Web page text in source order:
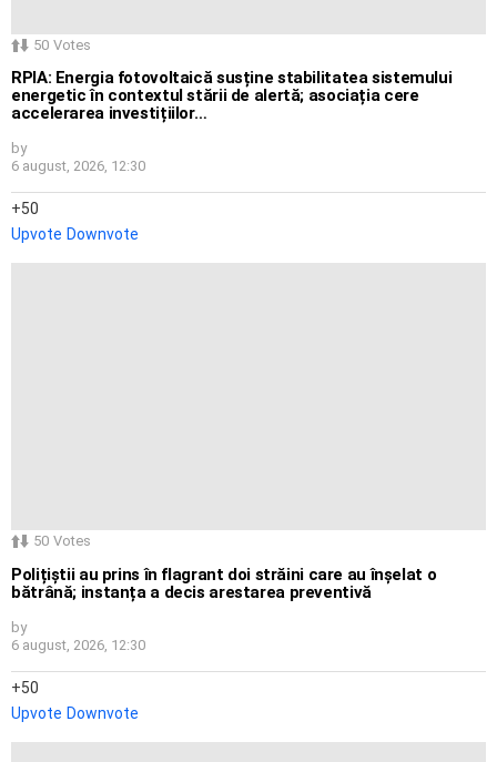
50 Votes
RPIA: Energia fotovoltaică susține stabilitatea sistemului
energetic în contextul stării de alertă; asociația cere
accelerarea investițiilor…
by
6 august, 2026, 12:30
50
Upvote Downvote
50 Votes
Polițiștii au prins în flagrant doi străini care au înșelat o
bătrână; instanța a decis arestarea preventivă
by
6 august, 2026, 12:30
50
Upvote Downvote